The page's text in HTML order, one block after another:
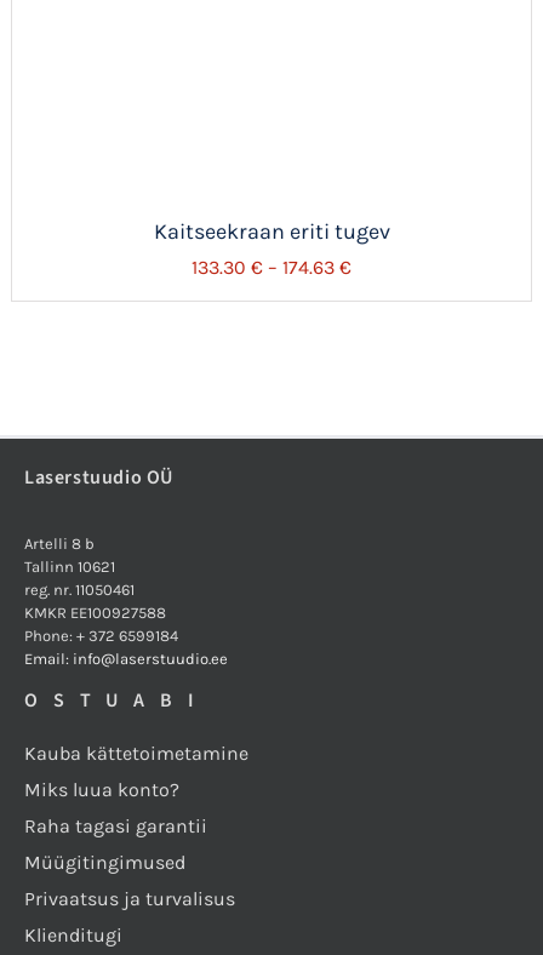
Kaitseekraan eriti tugev
133.30 € – 174.63 €Hinnavahemik:
Laserstuudio OÜ
Artelli 8 b
Tallinn 10621
reg. nr. 11050461
KMKR EE100927588
Phone: + 372 6599184
Email: info@laserstuudio.ee
OSTUABI
Kauba kättetoimetamine
Miks luua konto?
Raha tagasi garantii
Müügitingimused
Privaatsus ja turvalisus
Klienditugi